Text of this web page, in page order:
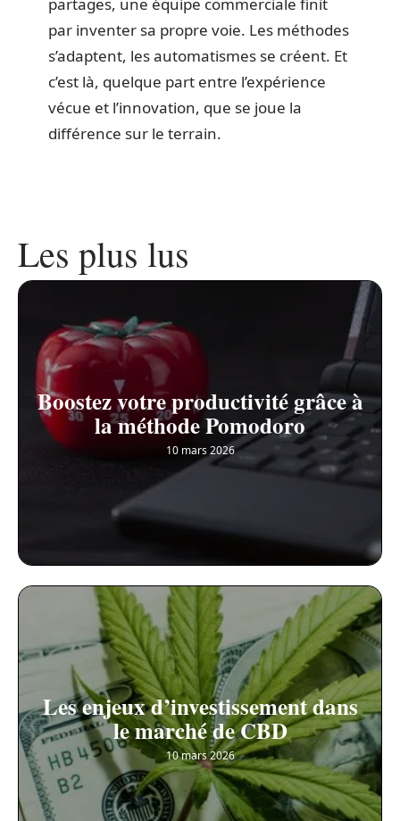
partages, une équipe commerciale finit
par inventer sa propre voie. Les méthodes
s’adaptent, les automatismes se créent. Et
c’est là, quelque part entre l’expérience
vécue et l’innovation, que se joue la
différence sur le terrain.
Les plus lus
Boostez votre productivité grâce à
la méthode Pomodoro
10 mars 2026
Les enjeux d’investissement dans
le marché de CBD
10 mars 2026